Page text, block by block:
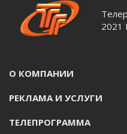
2021
О КОМПАНИИ
РЕКЛАМА И УСЛУГИ
ТЕЛЕПРОГРАММА